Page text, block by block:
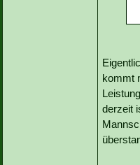
kommt
derzeit